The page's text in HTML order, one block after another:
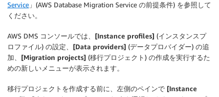
Service 」(AWS Database Migration Service の前提条件) を参照して
ください。
AWS DMS コンソールでは、 [Instance profiles] (インスタンスプ
ロファイル) の設定、 [Data providers] (データプロバイダー) の追
加、 [Migration projects] (移行プロジェクト) の作成を実行するた
めの新しいメニューが表示されます。
移行プロジェクトを作成する前に、左側のペインで [Instance